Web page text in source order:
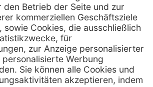
Alt-Moabit 96 b
D-10559 Berlin
Telefon: 0800 - 888 777 6
Telefax: 0800 - 888 777 8
info @ henryschein-med.de